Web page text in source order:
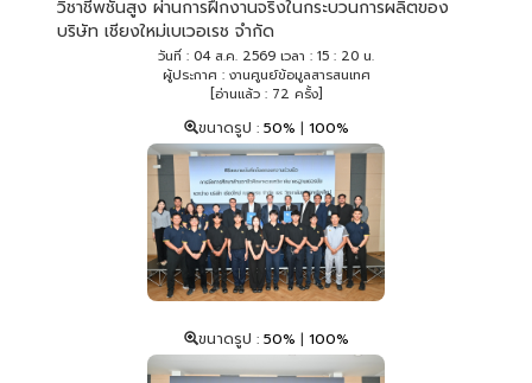
วิชาชีพชั้นสูง ผ่านการฝึกงานจริงในกระบวนการผลิตของ
บริษัท เชียงใหม่เบเวอเรช จำกัด
วันที่ : 04 ส.ค. 2569 เวลา : 15 : 20 น.
ผู้ประกาศ : งานศูนย์ข้อมูลสารสนเทศ
[อ่านแล้ว : 72 ครั้ง]
ขนาดรูป : 50% | 100%
ขนาดรูป : 50% | 100%